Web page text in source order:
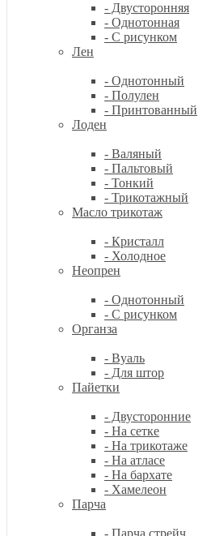
- Двусторонняя
- Однотонная
- С рисунком
Лен
- Однотонный
- Полулен
- Принтованный
Лоден
- Валяный
- Пальтовый
- Тонкий
- Трикотажный
Масло трикотаж
- Кристалл
- Холодное
Неопрен
- Однотонный
- С рисунком
Органза
- Вуаль
- Для штор
Пайетки
- Двусторонние
- На сетке
- На трикотаже
- На атласе
- На бархате
- Хамелеон
Парча
- Парча стрейч